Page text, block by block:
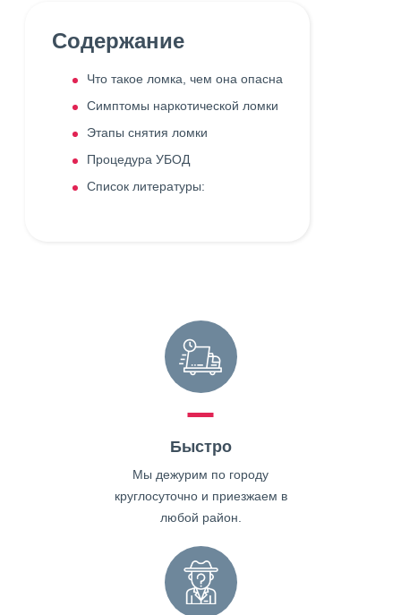
Содержание
Что такое ломка, чем она опасна
Симптомы наркотической ломки
Этапы снятия ломки
Процедура УБОД
Список литературы:
Быстро
Мы дежурим по городу
круглосуточно и приезжаем в
любой район.